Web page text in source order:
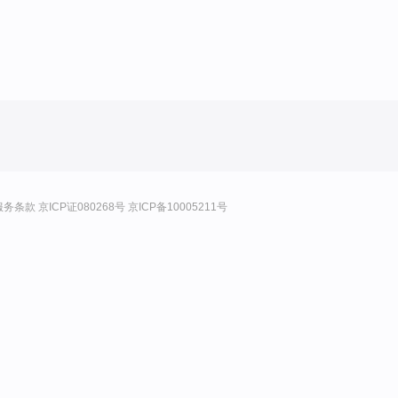
务条款 京ICP证080268号 京ICP备10005211号